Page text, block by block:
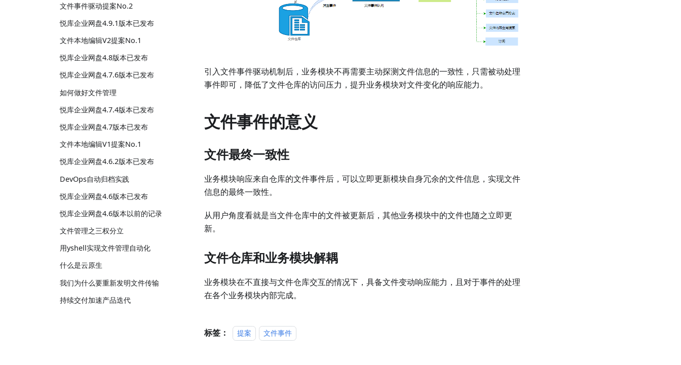
文件事件驱动提案No.2
悦库企业网盘4.9.1版本已发布
文件本地编辑V2提案No.1
悦库企业网盘4.8版本已发布
悦库企业网盘4.7.6版本已发布
如何做好文件管理
悦库企业网盘4.7.4版本已发布
悦库企业网盘4.7版本已发布
文件本地编辑V1提案No.1
悦库企业网盘4.6.2版本已发布
DevOps自动归档实践
悦库企业网盘4.6版本已发布
悦库企业网盘4.6版本以前的记录
文件管理之三权分立
用yshell实现文件管理自动化
什么是云原生
我们为什么要重新发明文件传输
持续交付加速产品迭代
引入文件事件驱动机制后，业务模块不再需要主动探测文件信息的一致性，只需被动处理
事件即可，降低了文件仓库的访问压力，提升业务模块对文件变化的响应能力。
文件事件的意义
文件最终一致性
业务模块响应来自仓库的文件事件后，可以立即更新模块自身冗余的文件信息，实现文件
信息的最终一致性。
从用户角度看就是当文件仓库中的文件被更新后，其他业务模块中的文件也随之立即更
新。
文件仓库和业务模块解耦
业务模块在不直接与文件仓库交互的情况下，具备文件变动响应能力，且对于事件的处理
在各个业务模块内部完成。
标签： 提案 文件事件